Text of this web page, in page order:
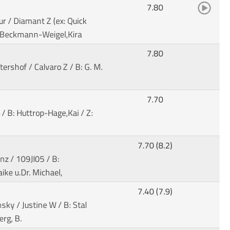
/ Diamant Z (ex: Quick
Weigel,Kira
7.80
/ Calvaro Z/ B: G. M.
7.80
/ B: Huttrop-Hage,Kai / Z:
7.70
/ 109JI05 / B:
u.Dr. Michael,
7.70 (8.2)
/ Justine W/ B: Stal
B.
7.40 (7.9)